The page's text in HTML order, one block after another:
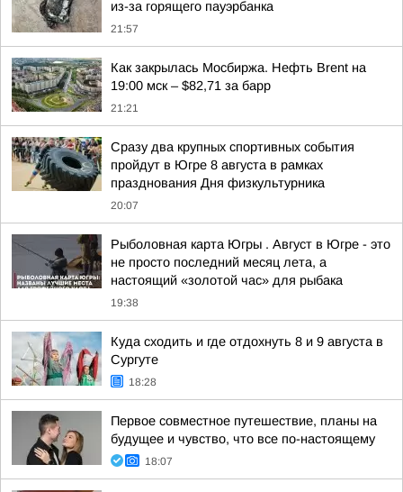
из-за горящего пауэрбанка
21:57
Как закрылась Мосбиржа. Нефть Brent на
19:00 мск – $82,71 за барр
21:21
Сразу два крупных спортивных события
пройдут в Югре 8 августа в рамках
празднования Дня физкультурника
20:07
Рыболовная карта Югры . Август в Югре - это
не просто последний месяц лета, а
настоящий «золотой час» для рыбака
19:38
Куда сходить и где отдохнуть 8 и 9 августа в
Сургуте
18:28
Первое совместное путешествие, планы на
будущее и чувство, что все по-настоящему
18:07